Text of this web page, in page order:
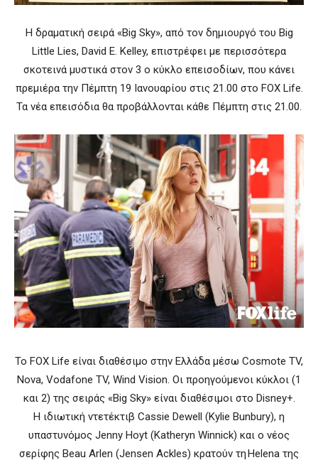
Η δραματική σειρά «Big Sky», από τον δημιουργό του Big
Little Lies, David E. Kelley, επιστρέφει με περισσότερα
σκοτεινά μυστικά στον 3 ο κύκλο επεισοδίων, που κάνει
πρεμιέρα την Πέμπτη 19 Ιανουαρίου στις 21.00 στο FOX Life.
Τα νέα επεισόδια θα προβάλλονται κάθε Πέμπτη στις 21.00.
Το FOX Life είναι διαθέσιμο στην Ελλάδα μέσω Cosmote TV,
Nova, Vodafone TV, Wind Vision. Οι προηγούμενοι κύκλοι (1
και 2) της σειράς «Big Sky» είναι διαθέσιμοι στο Disney+.
Η ιδιωτική ντετέκτιβ Cassie Dewell (Kylie Bunbury), η
υπαστυνόμος Jenny Hoyt (Katheryn Winnick) και ο νέος
σερίφης Beau Arlen (Jensen Ackles) κρατούν τη Helena της